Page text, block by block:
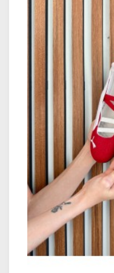
içerisinde kayıtlı
iletilmektedir.
numarası ile
kargonuzun
Kargoya teslim
Kargo aracılığı
içerisinde
teslimat günleri il
göstermektedir.
Kargo Teslimat
Hafta İçi: 09:00
Cumartesi:
Pazar (Teslimat